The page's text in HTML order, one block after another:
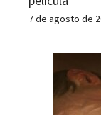
7 de agosto de